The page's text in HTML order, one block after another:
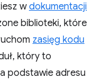
wdokumentacji
biblioteki, które
zasięg kodu
który to
podstawie adresu